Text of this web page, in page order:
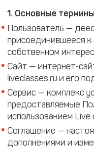
1. Основные
Пользователь —
присоединившееся
собственном
Сайт — интернет-
liveclasses.ru и его
Сервис — комплекс
предоставляемые
использованием Live
Соглашение —
дополнениями и